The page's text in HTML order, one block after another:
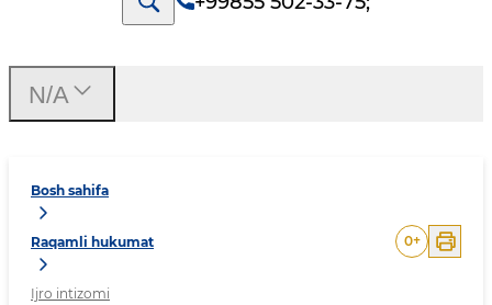
Bosh sahifa
Raqamli hukumat
Ijro intizomi
0+
N/A